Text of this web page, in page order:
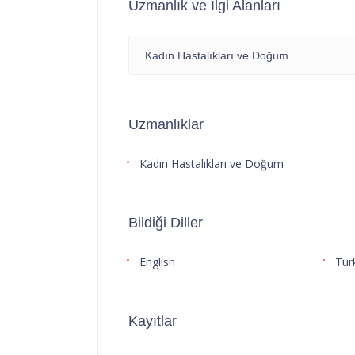
Uzmanlık ve İlgi Alanları
Kadın Hastalıkları ve Doğum
Uzmanlıklar
Kadın Hastalıkları ve Doğum
Bildiği Diller
English
Kayıtlar